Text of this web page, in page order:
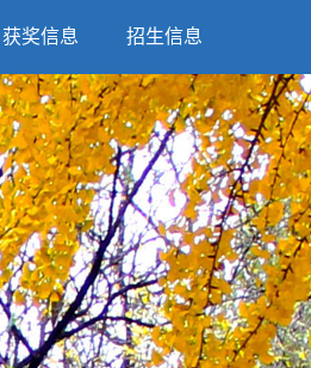
获奖信息 招生信息